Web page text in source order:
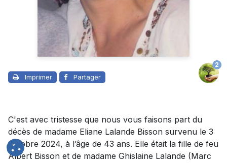
Imprimer Partager
2
C'est avec tristesse que nous vous faisons part du
décès de madame Eliane Lalande Bisson survenu le 3
octobre 2024, à l’âge de 43 ans. Elle était la fille de feu
Albert Bisson et de madame Ghislaine Lalande (Marc